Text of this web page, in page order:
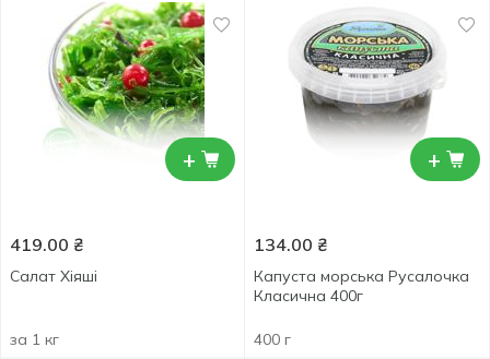
+
419.00 ₴
Салат Хіяші
за 1 кг
+
134.00 ₴
Капуста морська Русалочка
Класична 400г
400 г